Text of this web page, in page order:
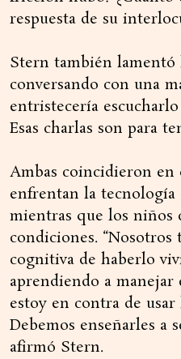
respuesta de su
Stern también lamentó
conversando con una
entristecería
Esas charlas son para
Ambas coincidieron en
enfrentan la tecnología
mientras que los niños
condiciones. “Nosotros
cognitiva de haberlo
aprendiendo a manejar
estoy en contra de
Debemos enseñarles a
afirmó Stern.